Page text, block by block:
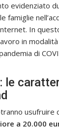
evidenziato
famiglie
In
in
di
le
usufruire
a 20.000